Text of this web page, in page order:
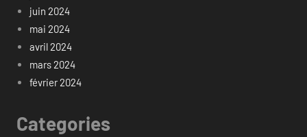
juin 2024
mai 2024
avril 2024
mars 2024
février 2024
Categories